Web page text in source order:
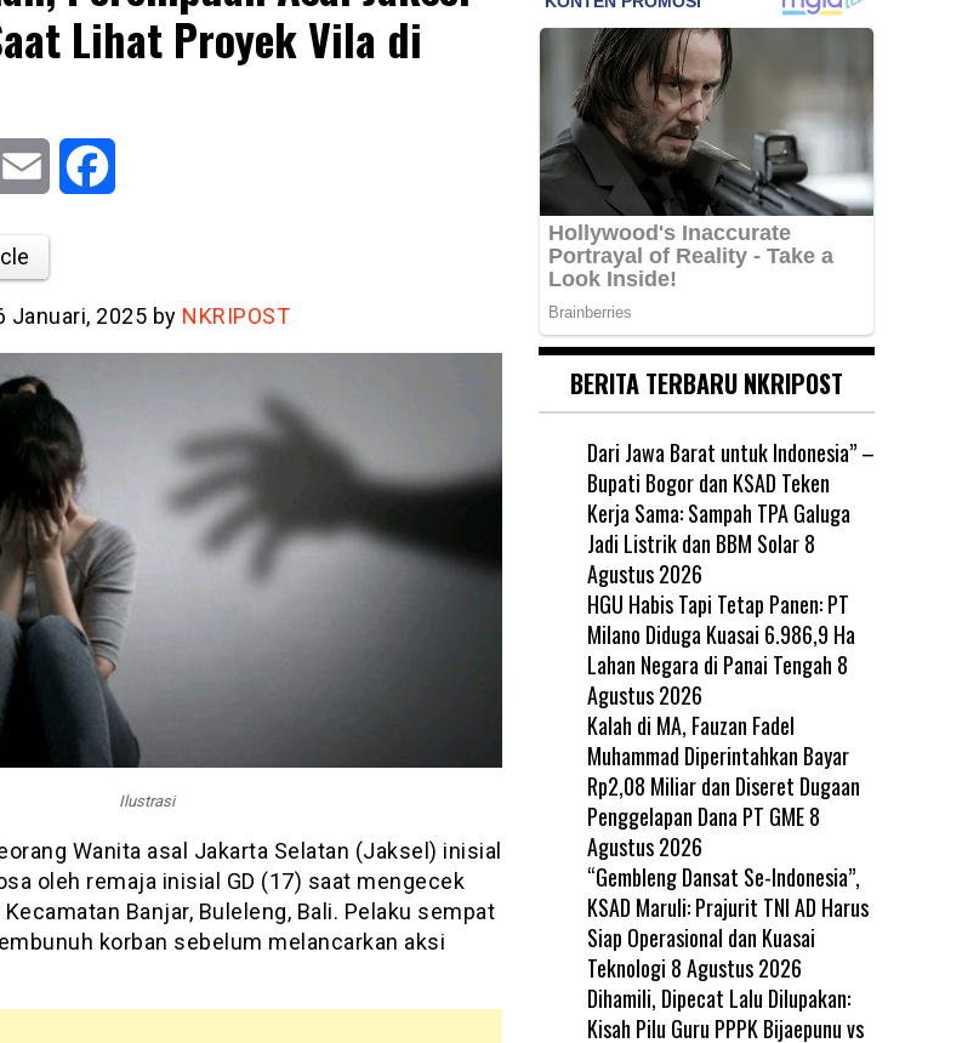
Lihat Proyek Vila di
Email
Januari, 2025 by NKRIPOST
Ilustrasi
Wanita asal Jakarta Selatan (Jaksel) inisial
oleh remaja inisial GD (17) saat mengecek
Banjar, Buleleng, Bali. Pelaku sempat
korban sebelum melancarkan aksi
BERITA TERBARU NKRIPOST
Dari Jawa Barat untuk Indonesia” –
Bupati Bogor dan KSAD Teken
Kerja Sama: Sampah TPA Galuga
Jadi Listrik dan BBM Solar 8
Agustus 2026
HGU Habis Tapi Tetap Panen: PT
Milano Diduga Kuasai 6.986,9 Ha
Lahan Negara di Panai Tengah 8
Agustus 2026
Kalah di MA, Fauzan Fadel
Muhammad Diperintahkan Bayar
Rp2,08 Miliar dan Diseret Dugaan
Penggelapan Dana PT GME 8
Agustus 2026
“Gembleng Dansat Se-Indonesia”,
KSAD Maruli: Prajurit TNI AD Harus
Siap Operasional dan Kuasai
Teknologi 8 Agustus 2026
Dihamili, Dipecat Lalu Dilupakan:
Kisah Pilu Guru PPPK Bijaepunu vs